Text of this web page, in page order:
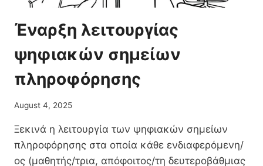
Έναρξη λειτουργίας
ψηφιακών σημείων
πληροφόρησης
August 4, 2025
Ξεκινά η λειτουργία των ψηφιακών σημείων
πληροφόρησης στα οποία κάθε ενδιαφερόμενη/
ος (μαθητής/τρια, απόφοιτος/τη δευτεροβάθμιας